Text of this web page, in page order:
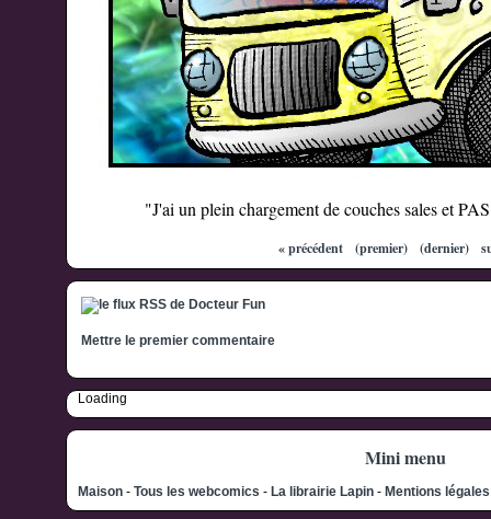
"J'ai un plein chargement de couches sales et
« précédent (premier) (dernier)
Mettre le premier commentaire
Loading
Mini menu
Maison - Tous les webcomics - La librairie Lapin - Mentions